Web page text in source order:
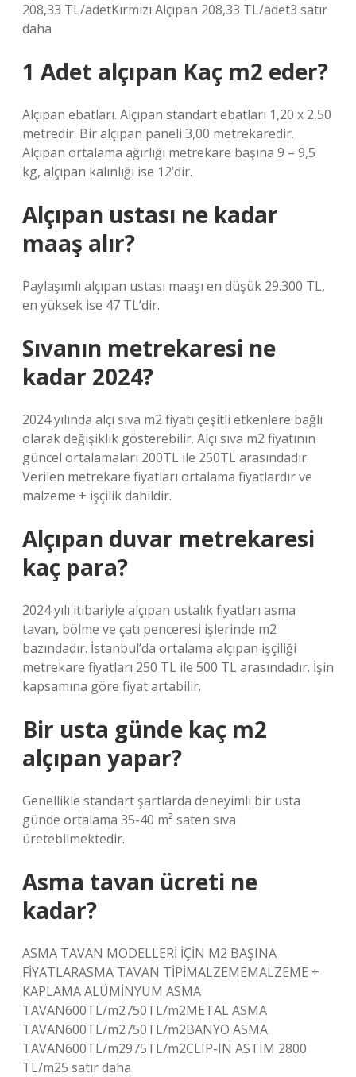
208,33 TL/adetKırmızı Alçıpan 208,33 TL/adet3 satır
daha
1 Adet alçıpan Kaç m2 eder?
Alçıpan ebatları. Alçıpan standart ebatları 1,20 x 2,50
metredir. Bir alçıpan paneli 3,00 metrekaredir.
Alçıpan ortalama ağırlığı metrekare başına 9 – 9,5
kg, alçıpan kalınlığı ise 12’dir.
Alçıpan ustası ne kadar
maaş alır?
Paylaşımlı alçıpan ustası maaşı en düşük 29.300 TL,
en yüksek ise 47 TL’dir.
Sıvanın metrekaresi ne
kadar 2024?
2024 yılında alçı sıva m2 fiyatı çeşitli etkenlere bağlı
olarak değişiklik gösterebilir. Alçı sıva m2 fiyatının
güncel ortalamaları 200TL ile 250TL arasındadır.
Verilen metrekare fiyatları ortalama fiyatlardır ve
malzeme + işçilik dahildir.
Alçıpan duvar metrekaresi
kaç para?
2024 yılı itibariyle alçıpan ustalık fiyatları asma
tavan, bölme ve çatı penceresi işlerinde m2
bazındadır. İstanbul’da ortalama alçıpan işçiliği
metrekare fiyatları 250 TL ile 500 TL arasındadır. İşin
kapsamına göre fiyat artabilir.
Bir usta günde kaç m2
alçıpan yapar?
Genellikle standart şartlarda deneyimli bir usta
günde ortalama 35-40 m² saten sıva
üretebilmektedir.
Asma tavan ücreti ne
kadar?
ASMA TAVAN MODELLERİ İÇİN M2 BAŞINA
FİYATLARASMA TAVAN TİPİMALZEMEMALZEME +
KAPLAMA ALÜMİNYUM ASMA
TAVAN600TL/m2750TL/m2METAL ASMA
TAVAN600TL/m2750TL/m2BANYO ASMA
TAVAN600TL/m2975TL/m2CLIP-IN ASTIM 2800
TL/m25 satır daha